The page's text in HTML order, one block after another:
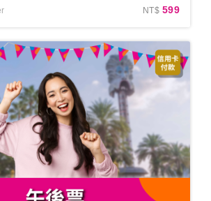
NT$ 599